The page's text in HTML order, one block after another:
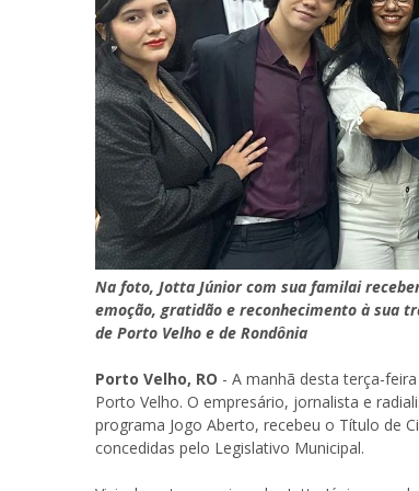
Na foto, Jotta Júnior com sua familai
emoção, gratidão e reconhecimento à sua
de Porto Velho e de Rondônia
Porto Velho, RO - A manhã desta terça-
Porto Velho. O empresário, jornalista e
programa Jogo Aberto, recebeu o Título de
concedidas pelo Legislativo Municipal.